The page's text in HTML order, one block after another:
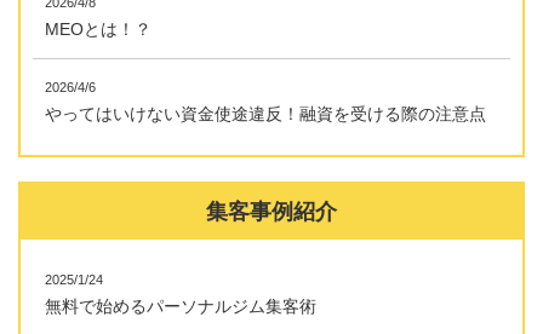
MEOとは！？
2026/4/6
やってはいけない資金使途違反！融資を受ける際の注意点
集客事例紹介
2025/1/24
無料で始めるパーソナルジム集客術